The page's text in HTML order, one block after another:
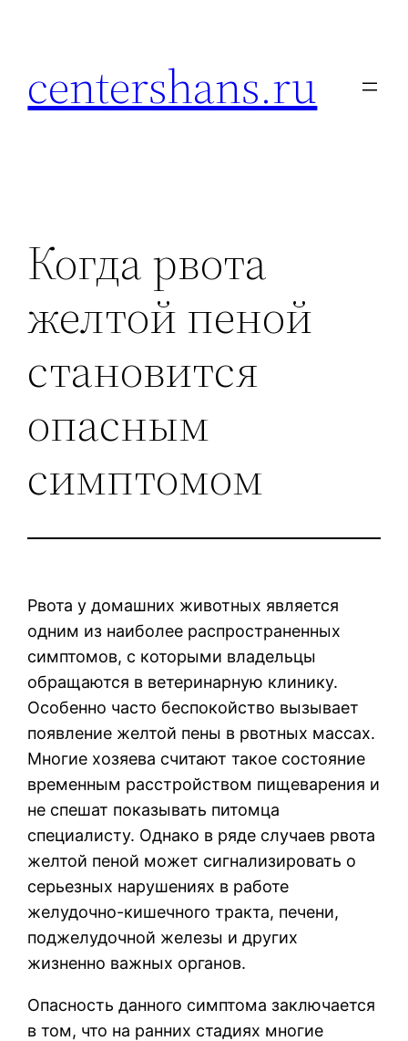
centershans.ru
Когда рвота
желтой пеной
становится
опасным
симптомом
Рвота у домашних животных является
одним из наиболее распространенных
симптомов, с которыми владельцы
обращаются в ветеринарную клинику.
Особенно часто беспокойство вызывает
появление желтой пены в рвотных массах.
Многие хозяева считают такое состояние
временным расстройством пищеварения и
не спешат показывать питомца
специалисту. Однако в ряде случаев рвота
желтой пеной может сигнализировать о
серьезных нарушениях в работе
желудочно-кишечного тракта, печени,
поджелудочной железы и других
жизненно важных органов.
Опасность данного симптома заключается
в том, что на ранних стадиях многие